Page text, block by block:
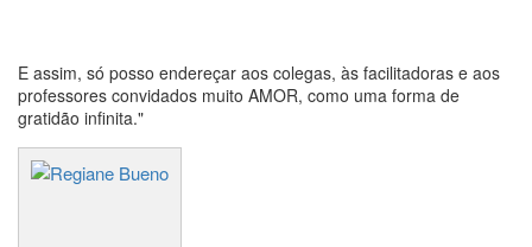
E assim, só posso endereçar aos colegas, às facilitadoras e aos
professores convidados muito AMOR, como uma forma de
gratidão infinita."